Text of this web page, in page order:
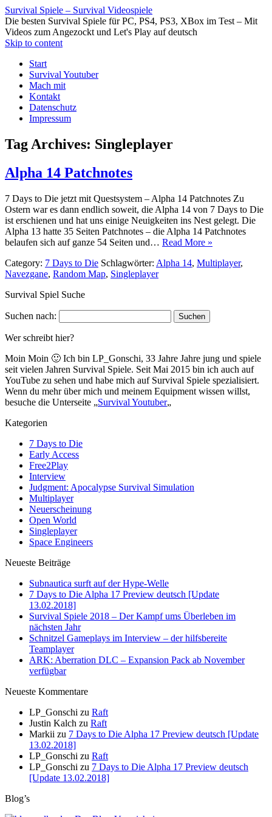
Survival Spiele – Survival Videospiele
Die besten Survival Spiele für PC, PS4, PS3, XBox im Test – Mit
Videos zum Angezockt und Let's Play auf deutsch
Skip to content
Start
Survival Youtuber
Mach mit
Kontakt
Datenschutz
Impressum
Tag Archives: Singleplayer
Alpha 14 Patchnotes
7 Days to Die jetzt mit Questsystem – Alpha 14 Patchnotes Zu
Ostern war es dann endlich soweit, die Alpha 14 von 7 Days to Die
ist erschienen und hat uns einige Neuigkeiten ins Nest gelegt. Die
Alpha 13 hatte 35 Seiten Patchnotes – die Alpha 14 Patchnotes
belaufen sich auf ganze 54 Seiten und… Read More »
Category: 7 Days to Die Schlagwörter: Alpha 14, Multiplayer,
Navezgane, Random Map, Singleplayer
Survival Spiel Suche
Suchen nach:
Wer schreibt hier?
Moin Moin 🙂 Ich bin LP_Gonschi, 33 Jahre Jahre jung und spiele
seit vielen Jahren Survival Spiele. Seit Mai 2015 bin ich auch auf
YouTube zu sehen und habe mich auf Survival Spiele spezialisiert.
Wenn du mehr über mich und meinem Equipment wissen willst,
besuche die Unterseite „Survival Youtuber„
Kategorien
7 Days to Die
Early Access
Free2Play
Interview
Judgment: Apocalypse Survival Simulation
Multiplayer
Neuerscheinung
Open World
Singleplayer
Space Engineers
Neueste Beiträge
Subnautica surft auf der Hype-Welle
7 Days to Die Alpha 17 Preview deutsch [Update
13.02.2018]
Survival Spiele 2018 – Der Kampf ums Überleben im
nächsten Jahr
Schnitzel Gameplays im Interview – der hilfsbereite
Teamplayer
ARK: Aberration DLC – Expansion Pack ab November
verfügbar
Neueste Kommentare
LP_Gonschi zu Raft
Justin Kalch zu Raft
Markii zu 7 Days to Die Alpha 17 Preview deutsch [Update
13.02.2018]
LP_Gonschi zu Raft
LP_Gonschi zu 7 Days to Die Alpha 17 Preview deutsch
[Update 13.02.2018]
Blog’s